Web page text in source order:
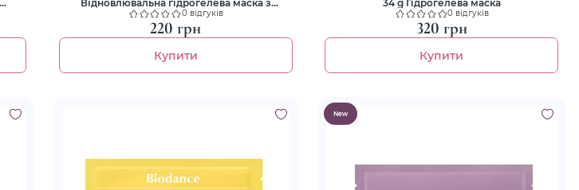
Відновлювальна гідрогелева маска з
екзосомами центели та пантенолом
0 відгуків
220 грн
Купити
34 g Гідрогелева маска
0 відгуків
320 грн
Купити
New